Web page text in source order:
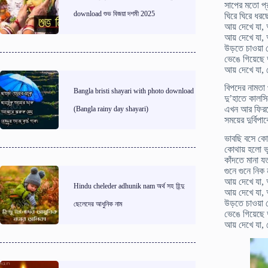
সাপের মতো
ঘিরে ঘিরে
আয় দেখে
আয় দেখে যা,
উড়তে চাওয়া
ভেঙে গিয়েছে
আয় দেখে যা,
বিপদের
দু’হাতে
এখন আর
সময়ের
ভাবছি বসে
কোথায় হলো
কাঁদতে মানা
গুনে গুনে নিক
আয় দেখে
আয় দেখে যা,
উড়তে চাওয়া
ভেঙে গিয়েছে
আয় দেখে যা,
download শুভ বিজয়া দশমী 2025
Bangla bristi shayari with photo download
(Bangla rainy day shayari)
Hindu cheleder adhunik nam অর্থ সহ হিন্দু
ছেলেদের আধুনিক নাম